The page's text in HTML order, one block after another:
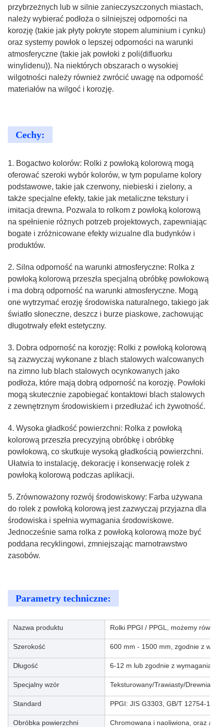
przybrzeżnych lub w silnie zanieczyszczonych miastach,
należy wybierać podłoża o silniejszej odporności na
korozję (takie jak płyty pokryte stopem aluminium i cynku)
oraz systemy powłok o lepszej odporności na warunki
atmosferyczne (takie jak powłoki z poli(difluorku
winylidenu)). Na niektórych obszarach o wysokiej
wilgotności należy również zwrócić uwagę na odporność
materiałów na wilgoć i korozję.
Cechy:
1. Bogactwo kolorów: Rolki z powłoką kolorową mogą
oferować szeroki wybór kolorów, w tym popularne kolory
podstawowe, takie jak czerwony, niebieski i zielony, a
także specjalne efekty, takie jak metaliczne tekstury i
imitacja drewna. Pozwala to rolkom z powłoką kolorową
na spełnienie różnych potrzeb projektowych, zapewniając
bogate i zróżnicowane efekty wizualne dla budynków i
produktów.
2. Silna odporność na warunki atmosferyczne: Rolka z
powłoką kolorową przeszła specjalną obróbkę powłokową
i ma dobrą odporność na warunki atmosferyczne. Mogą
one wytrzymać erozję środowiska naturalnego, takiego jak
światło słoneczne, deszcz i burze piaskowe, zachowując
długotrwały efekt estetyczny.
3. Dobra odporność na korozję: Rolki z powłoką kolorową
są zazwyczaj wykonane z blach stalowych walcowanych
na zimno lub blach stalowych ocynkowanych jako
podłoża, które mają dobrą odporność na korozję. Powłoki
mogą skutecznie zapobiegać kontaktowi blach stalowych
z zewnętrznym środowiskiem i przedłużać ich żywotność.
4. Wysoka gładkość powierzchni: Rolka z powłoką
kolorową przeszła precyzyjną obróbkę i obróbkę
powłokową, co skutkuje wysoką gładkością powierzchni.
Ułatwia to instalację, dekorację i konserwację rolek z
powłoką kolorową podczas aplikacji.
5. Zrównoważony rozwój środowiskowy: Farba używana
do rolek z powłoką kolorową jest zazwyczaj przyjazna dla
środowiska i spełnia wymagania środowiskowe.
Jednocześnie sama rolka z powłoką kolorową może być
poddana recyklingowi, zmniejszając marnotrawstwo
zasobów.
Parametry techniczne:
Nazwa produktu Rolki PPGI / PPGL, możemy
Szerokość 600 mm - 1500 mm, zgodnie z
Długość 6-12 m lub zgodnie z
Specjalny wzór Teksturowany/Trawiasty/
Standard PPGI: JIS G3303, GB/T 12754-
Obróbka powierzchni Chromowana i naoliwiona, oraz